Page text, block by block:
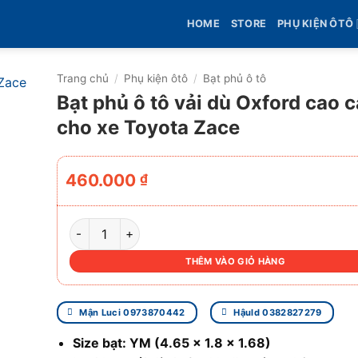
HOME STORE PHỤ KIỆN ÔTÔ
Trang chủ / Phụ kiện ôtô / Bạt phủ ô tô
Bạt phủ ô tô vải dù Oxford cao
cho xe Toyota Zace
460.000 ₫
BẠT PHỦ Ô TÔ VẢI DÙ OXFORD CAO CẤP CHO XE
THÊM VÀO GIỎ HÀNG
Mận Luci 0973870442 Hậuld 0382827279
Size bạt: YM (4.65 x 1.8 x 1.68)